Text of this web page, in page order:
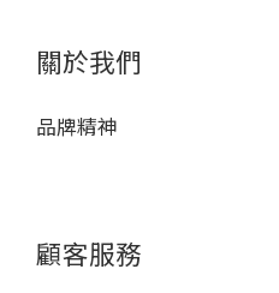
關於我們
品牌精神
顧客服務